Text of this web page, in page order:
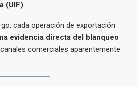
(UIF).
cada operación de exportación
evidencia directa del blanqueo
comerciales aparentemente